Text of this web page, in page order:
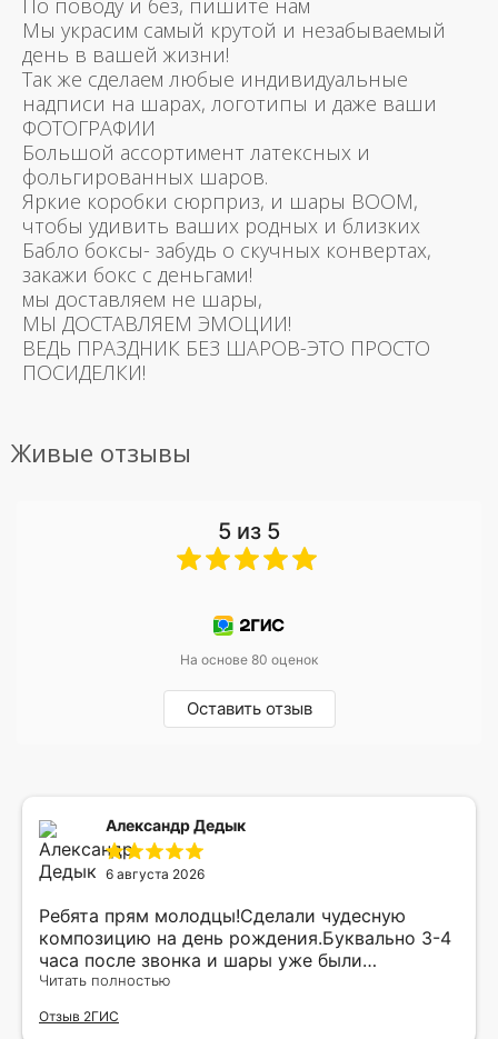
По поводу и без, пишите нам
Мы украсим самый крутой и незабываемый
день в вашей жизни!
Так же сделаем любые индивидуальные
надписи на шарах, логотипы и даже ваши
ФОТОГРАФИИ
Большой ассортимент латексных и
фольгированных шаров.
Яркие коробки сюрприз, и шары BOOM,
чтобы удивить ваших родных и близких
Бабло боксы- забудь о скучных конвертах,
закажи бокс с деньгами!
мы доставляем не шары,
МЫ ДОСТАВЛЯЕМ ЭМОЦИИ!
ВЕДЬ ПРАЗДНИК БЕЗ ШАРОВ-ЭТО ПРОСТО
ПОСИДЕЛКИ!
Живые отзывы
5 из 5
На основе 80 оценок
Оставить отзыв
Александр Дедык
6 августа 2026
Ребята прям молодцы!Сделали чудесную
композицию на день рождения.Буквально 3-4
часа после звонка и шары уже были
доставлены мне по адресу.Качество
рада.
Читать полностью
Отзыв 2ГИС